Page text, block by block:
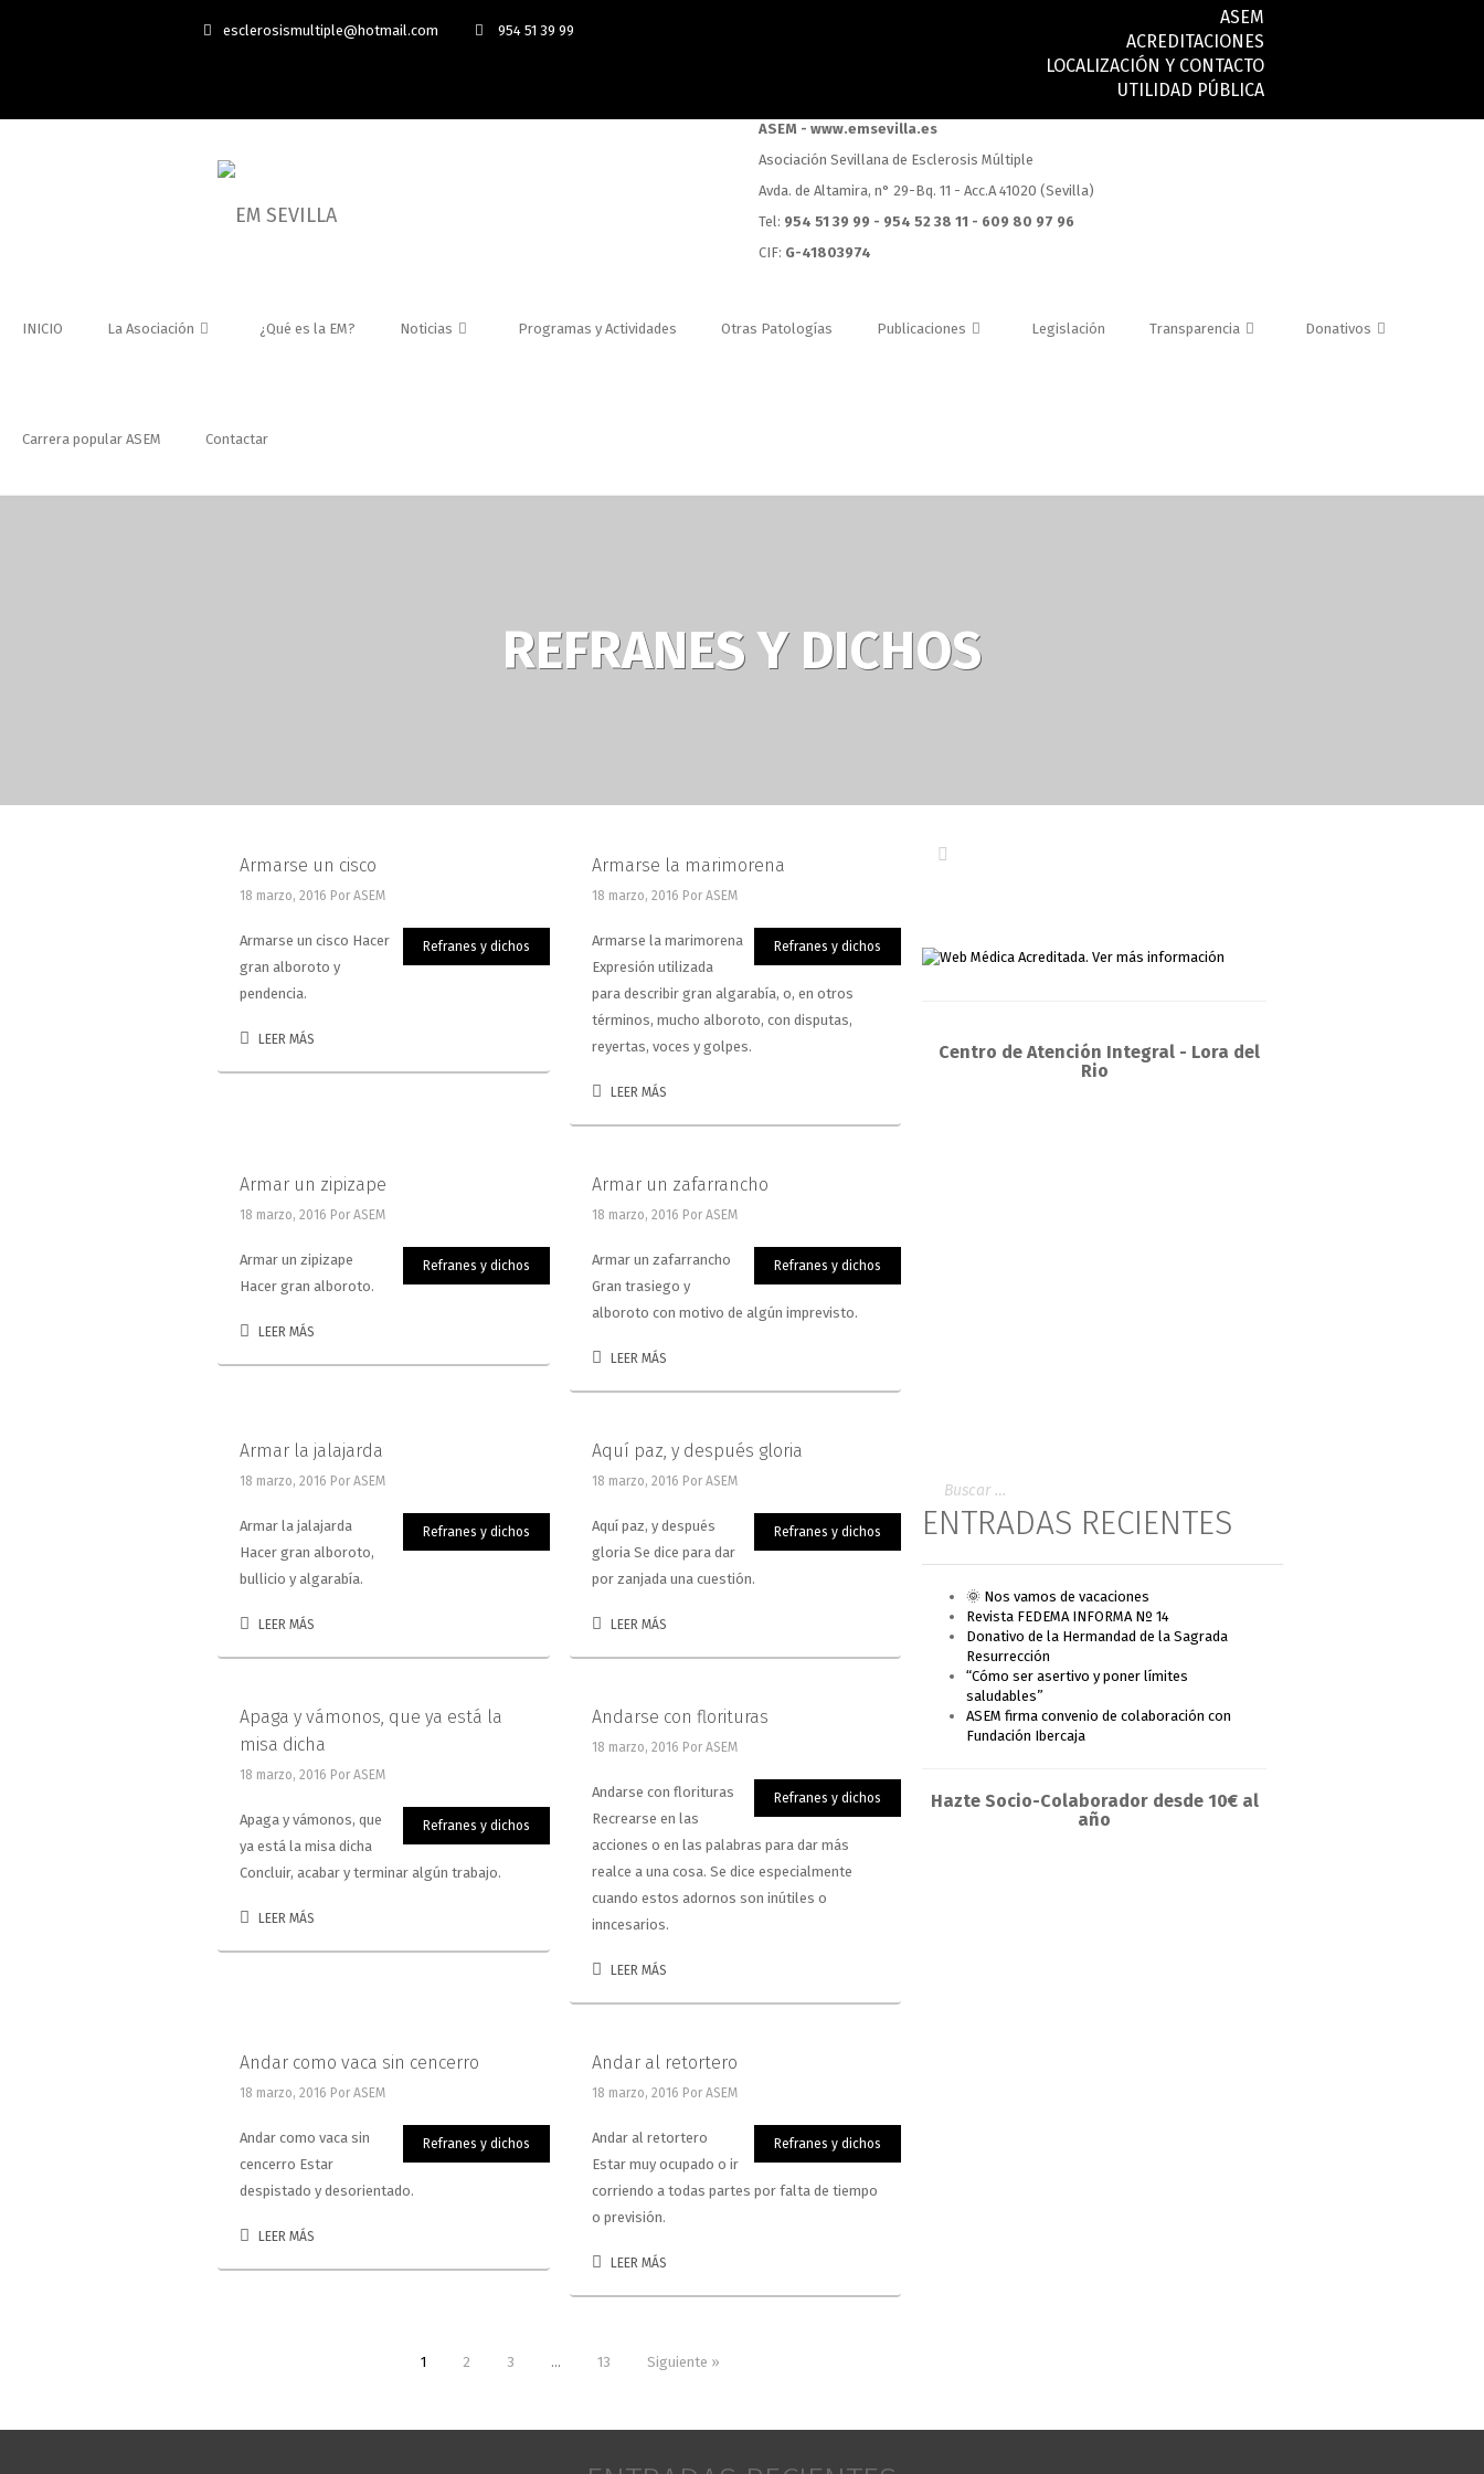
esclerosismultiple@hotmail.com 954 51 39 99
ASEM
ACREDITACIONES
LOCALIZACIÓN Y CONTACTO
UTILIDAD PÚBLICA
ASEM - www.emsevilla.es
Asociación Sevillana de Esclerosis Múltiple
Avda. de Altamira, n° 29-Bq. 11 - Acc.A 41020 (Sevilla)
Tel: 954 51 39 99 - 954 52 38 11 - 609 80 97 96
CIF: G-41803974
INICIO La Asociación ¿Qué es la EM? Noticias Programas y Actividades Otras Patologías Publicaciones Legislación Transparencia Donativos
Carrera popular ASEM Contactar
REFRANES Y DICHOS
Armarse un cisco
18 marzo, 2016 Por ASEM
Refranes y dichos
Armarse un cisco Hacer
gran alboroto y
pendencia.
LEER MÁS
Armarse la marimorena
18 marzo, 2016 Por ASEM
Refranes y dichos
Armarse la marimorena
Expresión utilizada
para describir gran algarabía, o, en otros
términos, mucho alboroto, con disputas,
reyertas, voces y golpes.
LEER MÁS
Armar un zipizape
18 marzo, 2016 Por ASEM
Refranes y dichos
Armar un zipizape
Hacer gran alboroto.
LEER MÁS
Armar un zafarrancho
18 marzo, 2016 Por ASEM
Refranes y dichos
Armar un zafarrancho
Gran trasiego y
alboroto con motivo de algún imprevisto.
LEER MÁS
Armar la jalajarda
18 marzo, 2016 Por ASEM
Refranes y dichos
Armar la jalajarda
Hacer gran alboroto,
bullicio y algarabía.
LEER MÁS
Aquí paz, y después gloria
18 marzo, 2016 Por ASEM
Refranes y dichos
Aquí paz, y después
gloria Se dice para dar
por zanjada una cuestión.
LEER MÁS
Apaga y vámonos, que ya está la
misa dicha
18 marzo, 2016 Por ASEM
Refranes y dichos
Apaga y vámonos, que
ya está la misa dicha
Concluir, acabar y terminar algún trabajo.
LEER MÁS
Andarse con florituras
18 marzo, 2016 Por ASEM
Refranes y dichos
Andarse con florituras
Recrearse en las
acciones o en las palabras para dar más
realce a una cosa. Se dice especialmente
cuando estos adornos son inútiles o
inncesarios.
LEER MÁS
Andar como vaca sin cencerro
18 marzo, 2016 Por ASEM
Refranes y dichos
Andar como vaca sin
cencerro Estar
despistado y desorientado.
LEER MÁS
Andar al retortero
18 marzo, 2016 Por ASEM
Refranes y dichos
Andar al retortero
Estar muy ocupado o ir
corriendo a todas partes por falta de tiempo
o previsión.
LEER MÁS
1 2 3 … 13 Siguiente »
Centro de Atención Integral - Lora del
Rio
ENTRADAS RECIENTES
🌞 Nos vamos de vacaciones
Revista FEDEMA INFORMA Nº 14
Donativo de la Hermandad de la Sagrada
Resurrección
“Cómo ser asertivo y poner límites
saludables”
ASEM firma convenio de colaboración con
Fundación Ibercaja
Hazte Socio-Colaborador desde 10€ al
año